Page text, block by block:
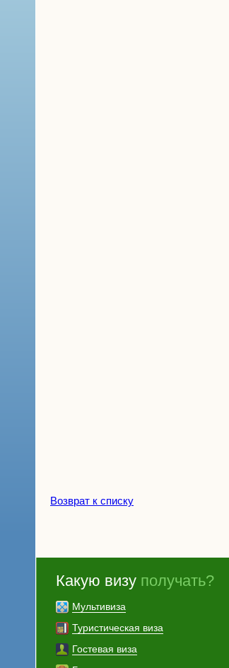
Возврат к списку
Какую визу получать?
Мультивиза
Туристическая виза
Гостевая виза